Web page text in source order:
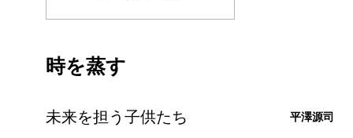
時を蒸す
未来を担う子供たち 平澤源司